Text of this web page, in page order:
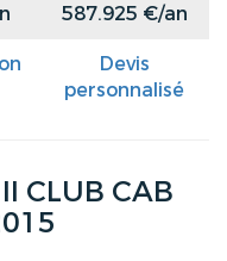
587.925 €/an
Devis
personnalisé
CLUB CAB